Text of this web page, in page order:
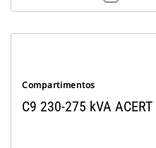
Compartimentos
C9 230-275 kVA ACERT